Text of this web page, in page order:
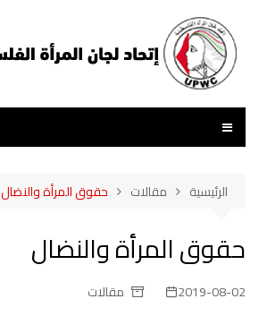
المحتوى
الرئيسية مقالات حقوق المرأة والنضال
حقوق المرأة والنضال
2019-08-02 مقالات